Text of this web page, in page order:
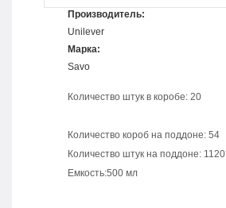
Производитель:
Unilever
Марка:
Savo
Количество штук в коробе: 20
Количество короб на поддоне: 54
Количество штук на поддоне: 1120
Емкость:500 мл